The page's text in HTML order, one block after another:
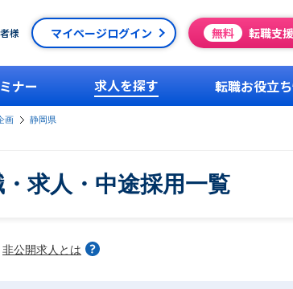
様 マイページログイン 無料 転職支
ナー 求人を探す 転職お役立
画
静岡県
求人・中途採用一覧
非公開求人とは